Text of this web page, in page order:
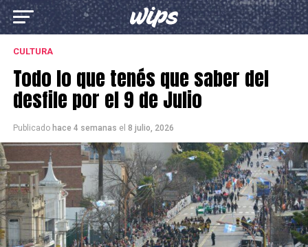
CULTURA
Todo lo que tenés que saber del
desfile por el 9 de Julio
Publicado hace 4 semanas el 8 julio, 2026